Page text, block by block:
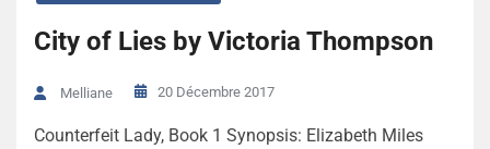
City of Lies by Victoria Thompson
Melliane 20 Décembre 2017
Counterfeit Lady, Book 1 Synopsis: Elizabeth Miles